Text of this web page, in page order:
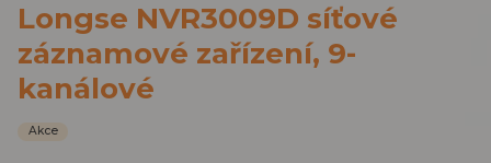
Longse NVR3009D síťové
záznamové zařízení, 9-
kanálové
Akce